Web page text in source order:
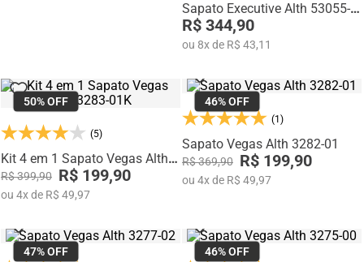
Sapato Executive Alth 53055-
02
R$ 344,90
ou 8xde R$ 43,11
50%OFF
(5)
Kit 4 em 1 Sapato Vegas Alth
3283-01K
R$ 399,90 R$ 199,90
ou 4xde R$ 49,97
46%OFF
(1)
Sapato Vegas Alth 3282-01
R$ 369,90 R$ 199,90
ou 4xde R$ 49,97
47%OFF 46%OFF